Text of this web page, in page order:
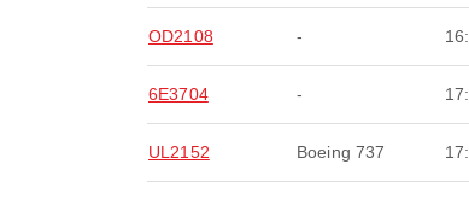
OD2108 -
6E3704 -
UL2152 Boeing 737